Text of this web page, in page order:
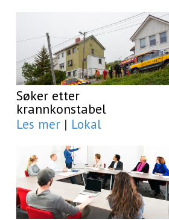
Søker etter
krannkonstabel
Les mer | Lokal